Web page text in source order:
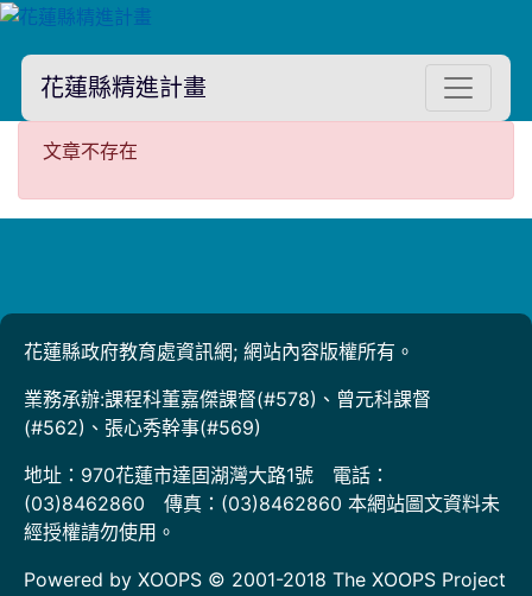
花蓮縣精進計畫
文章不存在
文章不存在
花蓮縣政府教育處資訊網; 網站內容版權所有。
業務承辦:課程科董嘉傑課督(#578)、曾元科課督
(#562)、張心秀幹事(#569)
地址：970花蓮市達固湖灣大路1號 電話：
(03)8462860 傳真：(03)8462860 本網站圖文資料未
經授權請勿使用。
Powered by XOOPS © 2001-2018 The XOOPS Project